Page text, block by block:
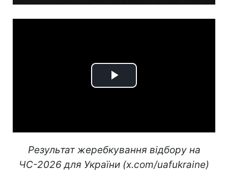
Play
Результат жеребкування відбору на
ЧС-2026 для України (x.com/uafukraine)